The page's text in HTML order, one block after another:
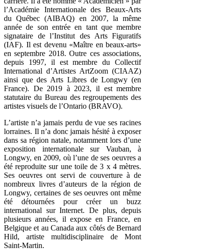
l’Académie Internationale des Beaux-Arts
du Québec (AIBAQ) en 2007, la même
année de son entrée en tant que membre
signataire de l’Institut des Arts Figuratifs
(IAF). Il est devenu «Maître en beaux-arts»
en septembre 2018. Outre ces associations,
depuis 1997, il est membre du Collectif
International d’Artistes ArtZoom (CIAAZ)
ainsi que des Arts Libres de Longwy (en
France). De 2019 à 2023, il est membre
statutaire du Bureau des regroupements des
artistes visuels de l’Ontario (BRAVO).
L’artiste n’a jamais perdu de vue ses racines
lorraines. Il n’a donc jamais hésité à exposer
dans sa région natale, notamment lors d’une
exposition internationale sur Vauban, à
Longwy, en 2009, où l’une de ses oeuvres a
été reproduite sur une toile de 3 x 4 mètres.
Ses oeuvres ont servi de couverture à de
nombreux livres d’auteurs de la région de
Longwy, certaines de ses oeuvres ont même
été détournées pour créer un buzz
international sur Internet. De plus, depuis
plusieurs années, il expose en France, en
Belgique et au Canada aux côtés de Bernard
Hild, artiste multidisciplinaire de Mont
Saint-Martin.